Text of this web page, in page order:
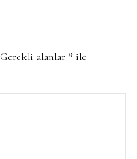
Gerekli alanlar * ile